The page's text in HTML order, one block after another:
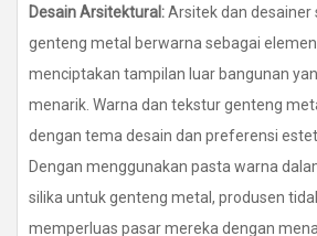
Desain Arsitektural:Arsitek dan desainer
genteng metal berwarna sebagai
menciptakan tampilan luar bangunan
menarik. Warna dan tekstur genteng
dengan tema desain dan preferensi
Dengan menggunakan pasta warna
silika untuk genteng metal, produsen
memperluas pasar mereka dengan